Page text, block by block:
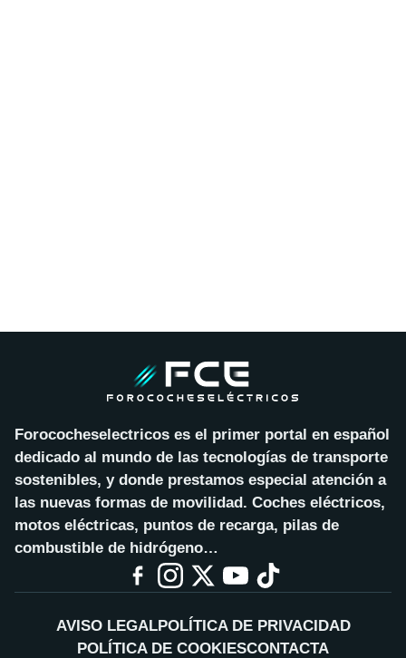
Forococheselectricos es el primer portal en español
dedicado al mundo de las tecnologías de transporte
sostenibles, y donde prestamos especial atención a
las nuevas formas de movilidad. Coches eléctricos,
motos eléctricas, puntos de recarga, pilas de
combustible de hidrógeno…
AVISO LEGALPOLÍTICA DE PRIVACIDAD
POLÍTICA DE COOKIESCONTACTA